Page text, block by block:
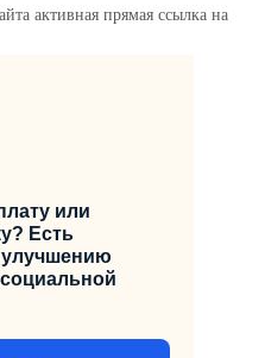
активная прямая ссылка на
или
Есть